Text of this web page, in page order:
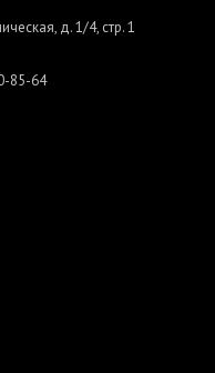
д. 1/4, стр. 1
85-64